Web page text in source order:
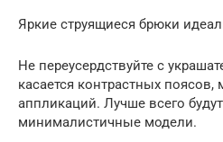
Яркие струящиеся брюки
Не переусердствуйте с
касается контрастных
аппликаций. Лучше всего
минималистичные модели.